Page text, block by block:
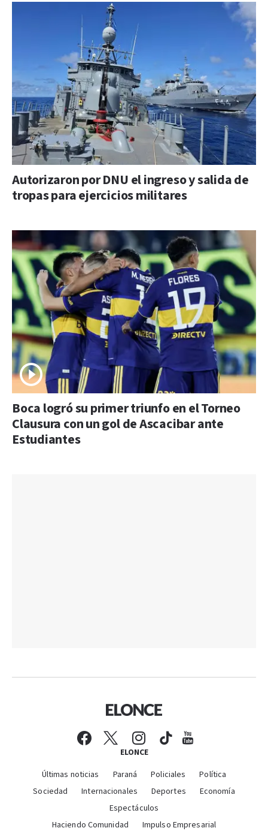
Autorizaron por DNU el ingreso y salida de
tropas para ejercicios militares
Boca logró su primer triunfo en el Torneo
Clausura con un gol de Ascacibar ante
Estudiantes
ELONCE
Últimas noticias Paraná Policiales
Política
Sociedad
Internacionales Deportes
Economía
Espectáculos
Haciendo Comunidad
Impulso Empresarial